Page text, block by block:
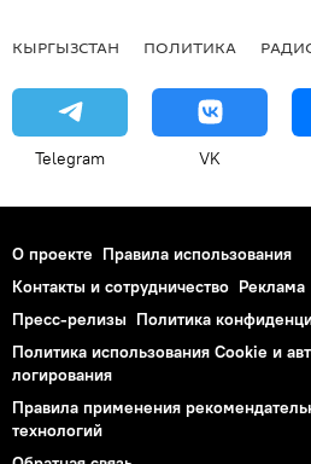
КЫРГЫЗСТАН ПОЛИТИКА
Telegram VK
О проекте Правила использования
Контакты и сотрудничество Реклама
Пресс-релизы Политика
Политика использования Cookie и
логирования
Правила применения
технологий